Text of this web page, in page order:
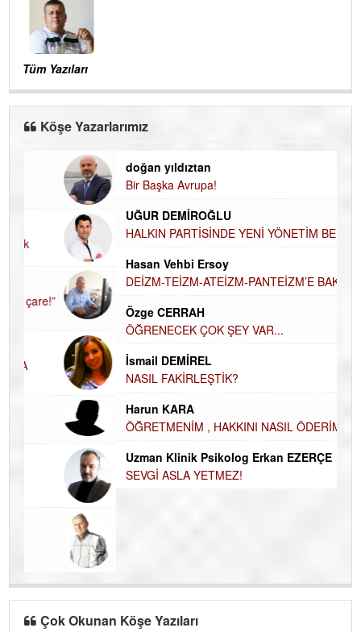
Tüm Yazıları
Köşe Yazarlarımız
doğan yıldıztan
Bir Başka Avrupa!
UĞUR DEMİROĞLU
HALKIN PARTİSİNDE YENİ YÖNETİM BELİRLENDİ…
Hasan Vehbi Ersoy
DEİZM-TEİZM-ATEİZM-PANTEİZM’E BAKIŞ
Özge CERRAH
ÖĞRENECEK ÇOK ŞEY VAR...
İsmail DEMİREL
NASIL FAKİRLEŞTİK?
Harun KARA
ÖĞRETMENİM , HAKKINI NASIL ÖDERİM !
Uzman Klinik Psikolog Erkan EZERÇE
SEVGİ ASLA YETMEZ!
Çok Okunan Köşe Yazıları